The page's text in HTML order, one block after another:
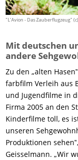
"L’Avion - Das Zauberflugzeug"
Mit deutschen
andere
Zu den „alten
farbfilm Verleih aus
und Jugendfilme in
Firma 2005 an den
Kinderfilme toll, es
unseren
Produktionen
Geisselmann. „Wir